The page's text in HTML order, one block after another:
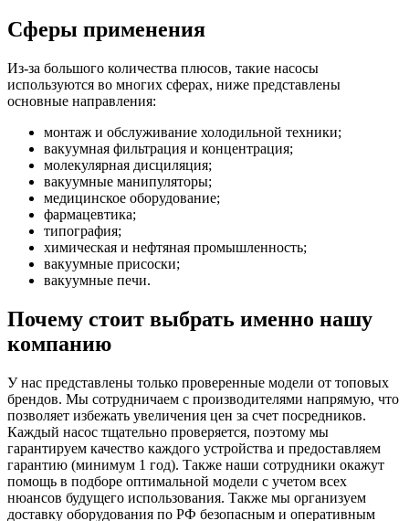
Сферы применения
Из-за большого количества плюсов, такие насосы
используются во многих сферах, ниже представлены
основные направления:
монтаж и обслуживание холодильной техники;
вакуумная фильтрация и концентрация;
молекулярная дисциляция;
вакуумные манипуляторы;
медицинское оборудование;
фармацевтика;
типография;
химическая и нефтяная промышленность;
вакуумные присоски;
вакуумные печи.
Почему стоит выбрать именно нашу
компанию
У нас представлены только проверенные модели от топовых
брендов. Мы сотрудничаем с производителями напрямую, что
позволяет избежать увеличения цен за счет посредников.
Каждый насос тщательно проверяется, поэтому мы
гарантируем качество каждого устройства и предоставляем
гарантию (минимум 1 год). Также наши сотрудники окажут
помощь в подборе оптимальной модели с учетом всех
нюансов будущего использования. Также мы организуем
доставку оборудования по РФ безопасным и оперативным